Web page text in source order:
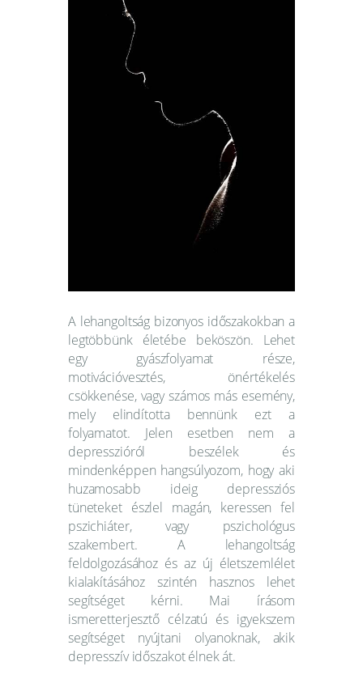
Kapcsolat
Információk
A lehangoltság bizonyos időszakokban a
legtöbbünk életébe beköszön. Lehet
egy gyászfolyamat része,
motivációvesztés, önértékelés
csökkenése, vagy számos más esemény,
mely elindította bennünk ezt a
folyamatot. Jelen esetben nem a
depresszióról beszélek és
mindenképpen hangsúlyozom, hogy aki
huzamosabb ideig depressziós
tüneteket észlel magán, keressen fel
pszichiáter, vagy pszichológus
szakembert. A lehangoltság
feldolgozásához és az új életszemlélet
kialakításához szintén hasznos lehet
segítséget kérni. Mai írásom
ismeretterjesztő célzatú és igyekszem
segítséget nyújtani olyanoknak, akik
depresszív időszakot élnek át.